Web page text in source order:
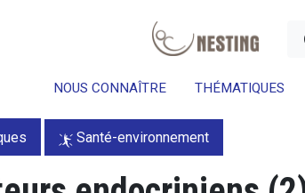
NOUS CONNAÎTRE THÉMATIQUES
Santé-environnement